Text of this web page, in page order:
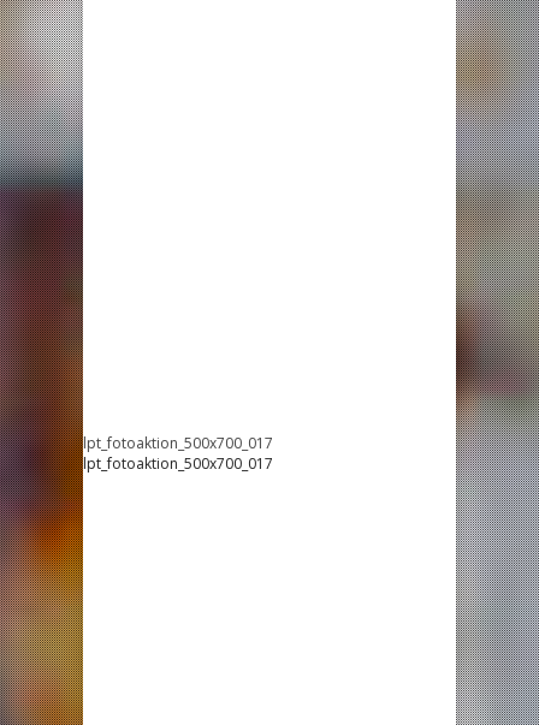
lpt_fotoaktion_500x700_017
lpt_fotoaktion_500x700_017